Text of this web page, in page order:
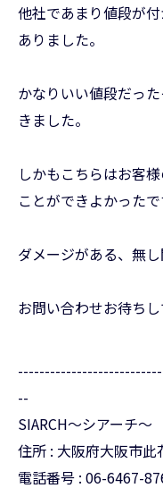
他社であまり値段が
ありました。
かなりいい値段だっ
きました。
しかもこちらはお客
ことができよかったで
ダメージがある、無
お問い合わせお待ちし
--
SIARCH～シアーチ～
住所 : 大阪府大阪市
電話番号 : 06-6467-